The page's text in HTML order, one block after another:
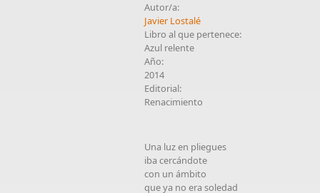
Autor/a:
Javier Lostalé
Libro al que pertenece:
Azul relente
Año:
2014
Editorial:
Renacimiento
Una luz en pliegues
iba cercándote
con un ámbito
que ya no era soledad